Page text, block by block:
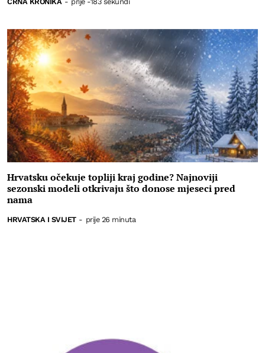
Hrvatsku očekuje topliji kraj godine? Najnoviji
sezonski modeli otkrivaju što donose mjeseci pred
nama
HRVATSKA I SVIJET - prije 26 minuta